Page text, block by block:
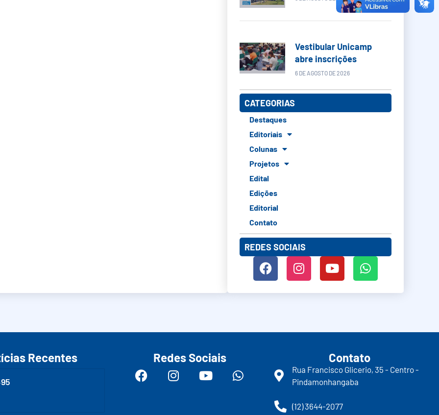
Vestibular Unicamp
abre inscrições
6 DE AGOSTO DE 2026
CATEGORIAS
Destaques
Editoriais
Colunas
Projetos
Edital
Edições
Editorial
Contato
REDES SOCIAIS
Recentes Redes Sociais Contato
Rua Francisco Glicerio, 35 - Centro -
Pindamonhangaba
(12) 3644-2077